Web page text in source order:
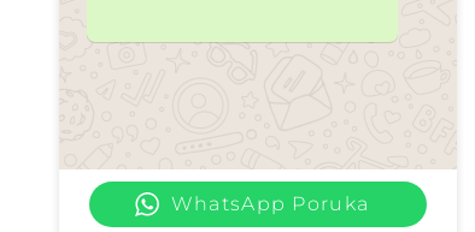
WhatsApp Poruka